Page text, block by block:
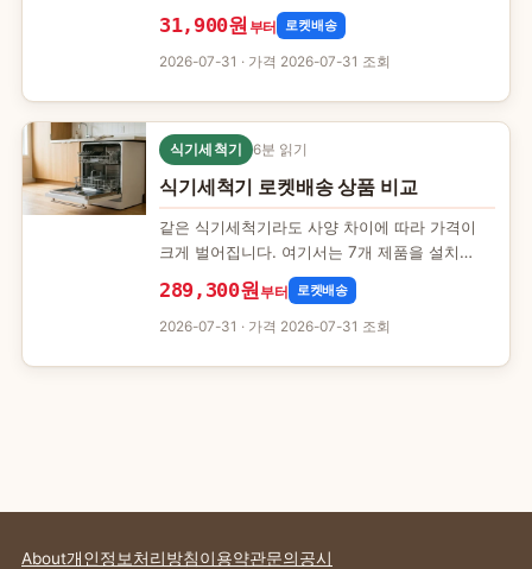
어렵습니다. 이 글은 쿠팡 파트너스 API로 모은
8개 제품을 설치 공간과 가격…
31,900원 부터 로켓배송
2026-07-31 · 가격 2026-07-31 조회
식기세척기 6분 읽기
식기세척기 로켓배송 상품 비교
같은 식기세척기라도 사양 차이에 따라 가격이
크게 벌어집니다. 여기서는 7개 제품을 설치
공간과 가격 기준으로 묶어, 어떤 조건에서 어떤
선택이 맞는지 정리했습니…
289,300원 부터 로켓배송
2026-07-31 · 가격 2026-07-31 조회
About개인정보처리방침이용약관문의공시